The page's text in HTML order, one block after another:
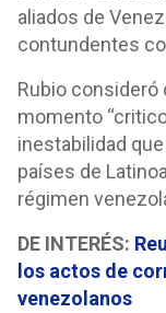
aliados de
contundentes
Rubio consideró
momento
inestabilidad
países de
régimen
DE INTERÉS:
los actos de
venezolanos